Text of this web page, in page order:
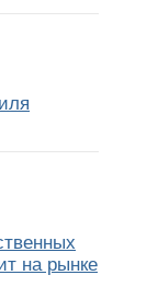
на рынке